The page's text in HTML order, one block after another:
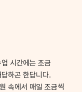
시간에는 조금
하곤 한답니다.
속에서 매일 조금씩